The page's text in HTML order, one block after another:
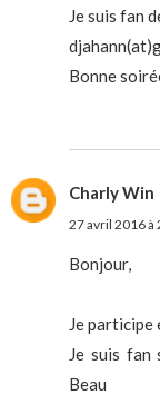
Je suis fan
Bonne
Charly Win
27 avril 2016 à
Bonjour,
Je participe
Je suis fan
Beau